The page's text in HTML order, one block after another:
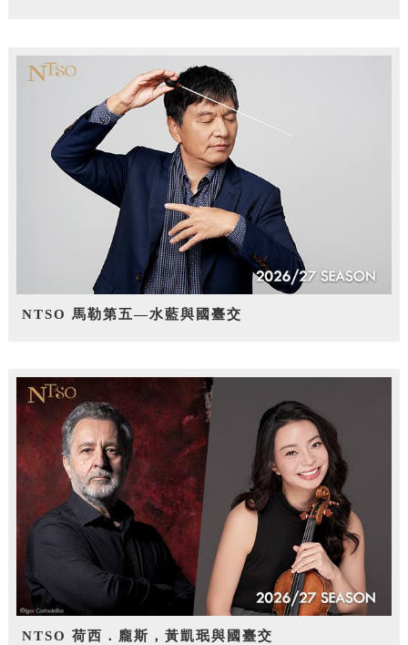
NTSO 馬勒第五—水藍與國臺交
NTSO 荷西．龐斯，黃凱珉與國臺交